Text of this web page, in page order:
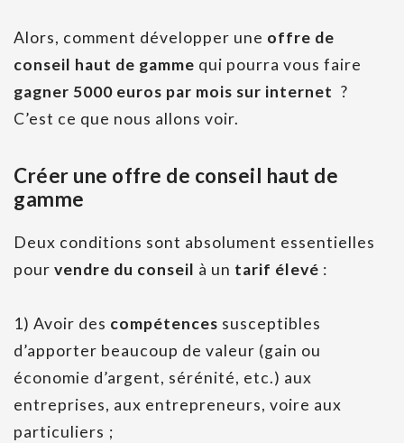
Alors, comment développer une offre de
conseil haut de gamme qui pourra vous faire
gagner 5000 euros par mois sur internet ?
C’est ce que nous allons voir.
Créer une offre de conseil haut de
gamme
Deux conditions sont absolument essentielles
pour vendre du conseil à un tarif élevé :
1) Avoir des compétences susceptibles
d’apporter beaucoup de valeur (gain ou
économie d’argent, sérénité, etc.) aux
entreprises, aux entrepreneurs, voire aux
particuliers ;